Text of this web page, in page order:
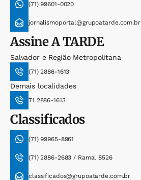
(71) 99601-0020
jornalismoportal@grupoatarde.com.br
AssineA TARDE
Salvador e Região Metropolitana
(71) 2886-1613
Demais localidades
71 2886-1613
Classificados
(71) 99965-8961
(71) 2886-2683 / Ramal 8526
classificados@grupoatarde.com.br